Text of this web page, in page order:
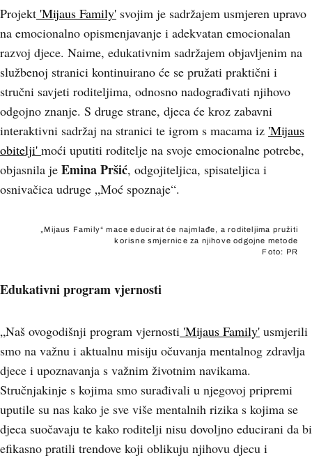
Projekt 'Mijaus Family' svojim je sadržajem usmjeren upravo
na emocionalno opismenjavanje i adekvatan emocionalan
razvoj djece. Naime, edukativnim sadržajem objavljenim na
službenoj stranici kontinuirano će se pružati praktični i
stručni savjeti roditeljima, odnosno nadograđivati njihovo
odgojno znanje. S druge strane, djeca će kroz zabavni
interaktivni sadržaj na stranici te igrom s macama iz 'Mijaus
obitelji' moći uputiti roditelje na svoje emocionalne potrebe,
objasnila je Emina Pršić, odgojiteljica, spisateljica i
osnivačica udruge „Moć spoznaje“.
„Mijaus Family“ mace educirat će najmlađe, a roditeljima pružiti
korisne smjernice za njihove odgojne metode
Foto: PR
Edukativni program vjernosti
„Naš ovogodišnji program vjernosti 'Mijaus Family' usmjerili
smo na važnu i aktualnu misiju očuvanja mentalnog zdravlja
djece i upoznavanja s važnim životnim navikama.
Stručnjakinje s kojima smo surađivali u njegovoj pripremi
uputile su nas kako je sve više mentalnih rizika s kojima se
djeca suočavaju te kako roditelji nisu dovoljno educirani da bi
efikasno pratili trendove koji oblikuju njihovu djecu i